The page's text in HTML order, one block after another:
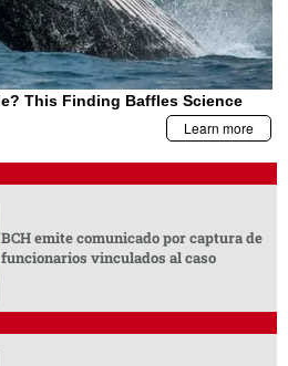
BCH emite comunicado por captura de
funcionarios vinculados al caso